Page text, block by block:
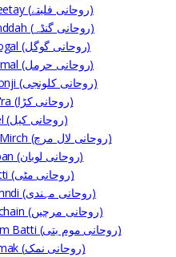
Ruhani Faleetay (روحانی فلیتے)
Ruhani Ganddah (روحانی گنڈہ)
Ruhani Googal (روحانی گوگل)
Ruhani Harmal (روحانی حرمل)
Ruhani Kalonji (روحانی کلونجی)
Ruhani Kar'ra (روحانی کڑا)
Ruhani Keel (روحانی کیل)
Ruhani Lal Mirch (روحانی لال مرچ)
Ruhani Loban (روحانی لوبان)
Ruhani Matti (روحانی مٹی)
Ruhani Mehndi (روحانی مہندی)
Ruhani Mirchain (روحانی مرچیں)
Ruhani Mom Batti (روحانی موم بتی)
Ruhani Namak (روحانی نمک)